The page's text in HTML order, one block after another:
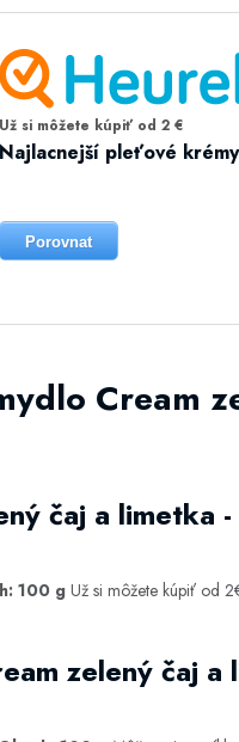
Už si môžete kúpiť od 2 €
Najlacnejší pleťové krémy
Porovnat
Cream
čaj a limetka
100 gUž si môžete kúpiť od
zelený čaj a